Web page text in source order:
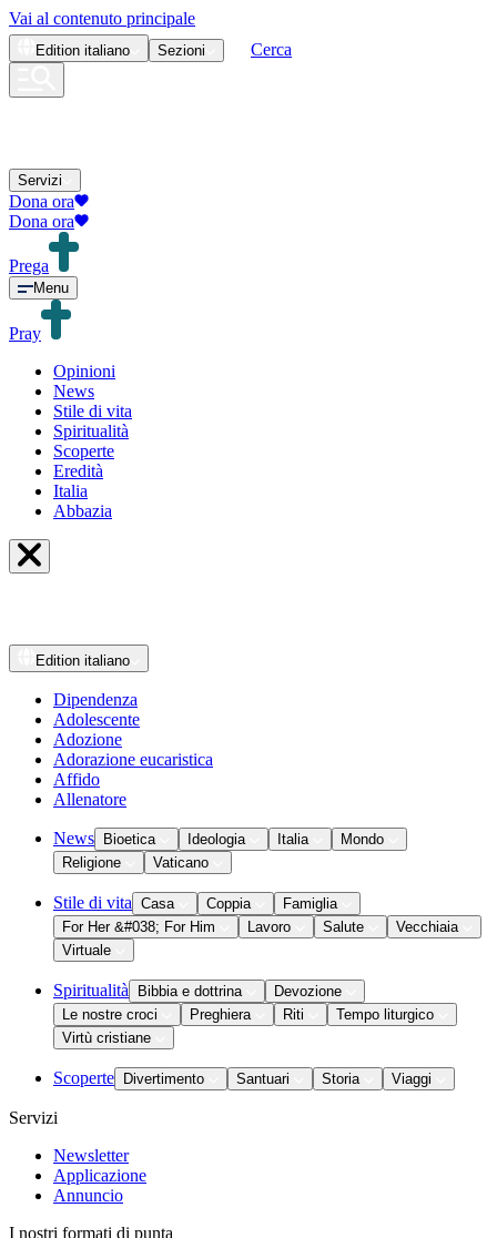
Vai al contenuto principale
Edition italiano Sezioni Cerca
Servizi
Dona ora
Dona ora
Prega
Menu
Pray
Opinioni
News
Stile di vita
Spiritualità
Scoperte
Eredità
Italia
Abbazia
Edition italiano
Dipendenza
Adolescente
Adozione
Adorazione eucaristica
Affido
Allenatore
News Bioetica Ideologia Italia
Mondo
Religione
Vaticano
Stile di vita Casa Coppia
Famiglia
For Her &#038; For Him
Lavoro Salute
Vecchiaia
Virtuale
Spiritualità Bibbia e dottrina
Devozione
Le nostre croci
Preghiera Riti
Tempo liturgico
Virtù cristiane
Scoperte Divertimento Santuari Storia Viaggi
Servizi
Newsletter
Applicazione
Annuncio
I nostri formati di punta